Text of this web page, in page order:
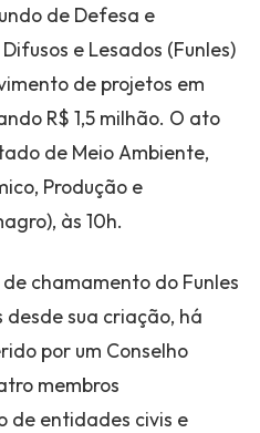
de Defesa e
e Lesados (Funles)
de projetos em
R$ 1,5 milhão. O ato
de Meio Ambiente,
Produção e
às 10h.
chamamento do Funles
desde sua criação, há
por um Conselho
membros
de entidades civis e